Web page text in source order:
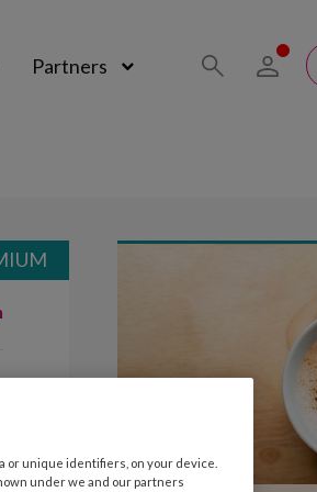
Partners
or unique identifiers, on your device.
under we and our partners